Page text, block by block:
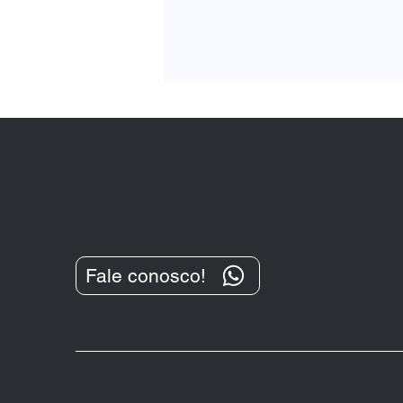
Como é formado o valor
cobrado em cartórios no
RJ?
Fale conosco!